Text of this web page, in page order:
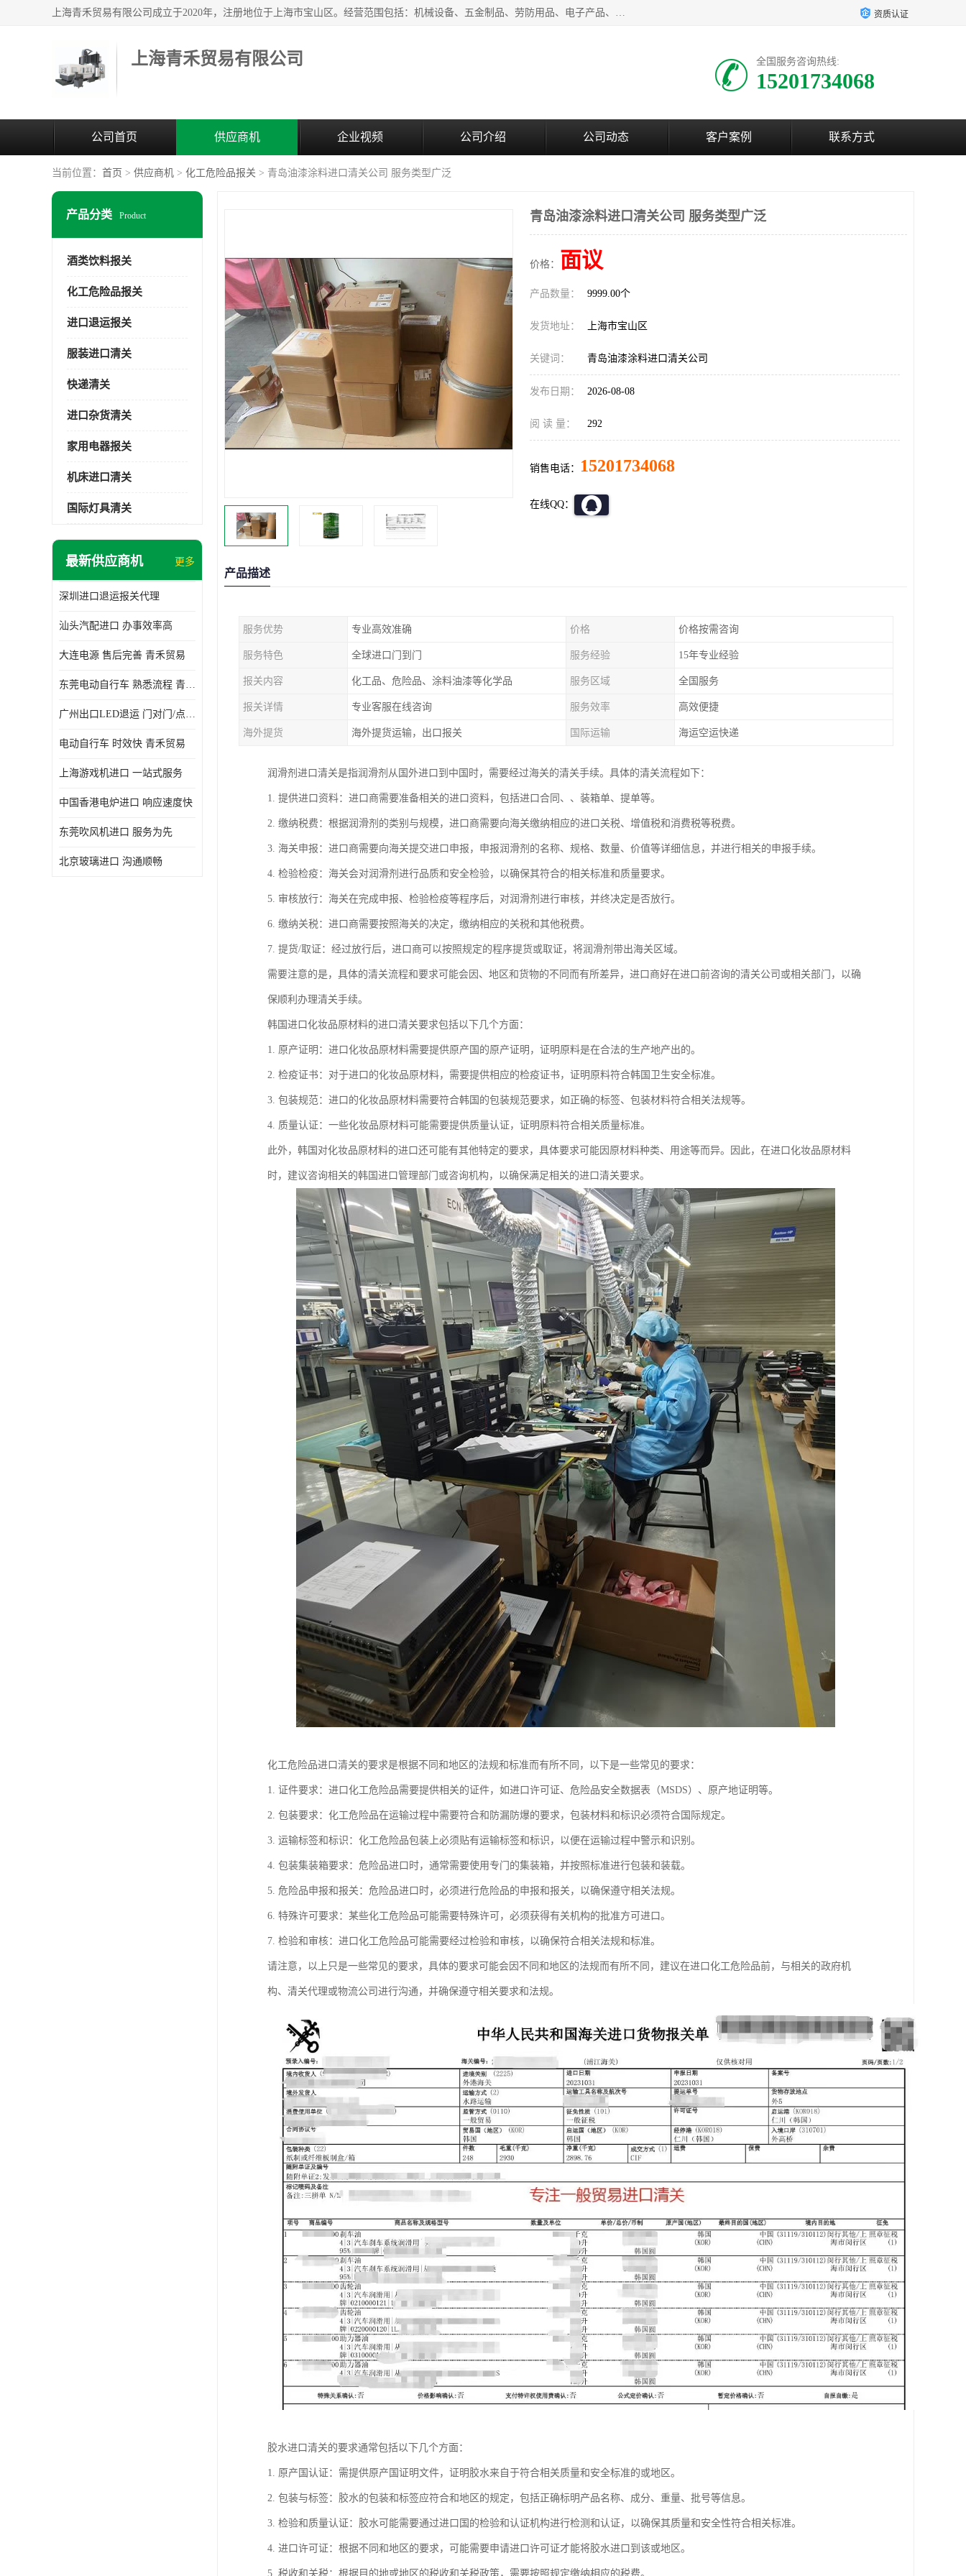
上海青禾贸易有限公司成立于2020年，注册地位于上海市宝山区。经营范围包括：机械设备、五金制品、劳防用品、电子产品、塑胶制品、家具、模具、纺织品、仪器仪表、建筑材料、装饰材料、化工产品、金属制品、机车配件等货物进出口报关、清关服务。 资质认证
上海青禾贸易有限公司 全国服务咨询热线:
15201734068
公司首页 供应商机 企业视频 公司介绍 公司动态 客户案例 联系方式
当前位置： 首页 > 供应商机 > 化工危险品报关 > 青岛油漆涂料进口清关公司 服务类型广泛
产品分类 Product
酒类饮料报关
化工危险品报关
进口退运报关
服装进口清关
快递清关
进口杂货清关
家用电器报关
机床进口清关
国际灯具清关
最新供应商机 更多
深圳进口退运报关代理
汕头汽配进口 办事效率高
大连电源 售后完善 青禾贸易
东莞电动自行车 熟悉流程 青禾贸易
广州出口LED退运 门对门/点对点
电动自行车 时效快 青禾贸易
上海游戏机进口 一站式服务
中国香港电炉进口 响应速度快
东莞吹风机进口 服务为先
北京玻璃进口 沟通顺畅
青岛油漆涂料进口清关公司 服务类型广泛
价格： 面议
产品数量： 9999.00个
发货地址： 上海市宝山区
关键词： 青岛油漆涂料进口清关公司
发布日期： 2026-08-08
阅 读 量： 292
销售电话： 15201734068
在线QQ：
产品描述
服务优势 专业高效准确 价格 价格按需咨询
服务特色 全球进口门到门 服务经验 15年专业经验
报关内容 化工品、危险品、涂料油漆等化学品 服务区域 全国服务
报关详情 专业客服在线咨询 服务效率 高效便捷
海外提货 海外提货运输，出口报关 国际运输 海运空运快递
润滑剂进口清关是指润滑剂从国外进口到中国时，需要经过海关的清关手续。具体的清关流程如下：
1. 提供进口资料：进口商需要准备相关的进口资料，包括进口合同、、装箱单、提单等。
2. 缴纳税费：根据润滑剂的类别与规模，进口商需要向海关缴纳相应的进口关税、增值税和消费税等税费。
3. 海关申报：进口商需要向海关提交进口申报，申报润滑剂的名称、规格、数量、价值等详细信息，并进行相关的申报手续。
4. 检验检疫：海关会对润滑剂进行品质和安全检验，以确保其符合的相关标准和质量要求。
5. 审核放行：海关在完成申报、检验检疫等程序后，对润滑剂进行审核，并终决定是否放行。
6. 缴纳关税：进口商需要按照海关的决定，缴纳相应的关税和其他税费。
7. 提货/取证：经过放行后，进口商可以按照规定的程序提货或取证，将润滑剂带出海关区域。
需要注意的是，具体的清关流程和要求可能会因、地区和货物的不同而有所差异，进口商好在进口前咨询的清关公司或相关部门，以确
保顺利办理清关手续。
韩国进口化妆品原材料的进口清关要求包括以下几个方面：
1. 原产证明：进口化妆品原材料需要提供原产国的原产证明，证明原料是在合法的生产地产出的。
2. 检疫证书：对于进口的化妆品原材料，需要提供相应的检疫证书，证明原料符合韩国卫生安全标准。
3. 包装规范：进口的化妆品原材料需要符合韩国的包装规范要求，如正确的标签、包装材料符合相关法规等。
4. 质量认证：一些化妆品原材料可能需要提供质量认证，证明原料符合相关质量标准。
此外，韩国对化妆品原材料的进口还可能有其他特定的要求，具体要求可能因原材料种类、用途等而异。因此，在进口化妆品原材料
时，建议咨询相关的韩国进口管理部门或咨询机构，以确保满足相关的进口清关要求。
化工危险品进口清关的要求是根据不同和地区的法规和标准而有所不同，以下是一些常见的要求：
1. 证件要求：进口化工危险品需要提供相关的证件，如进口许可证、危险品安全数据表（MSDS）、原产地证明等。
2. 包装要求：化工危险品在运输过程中需要符合和防漏防爆的要求，包装材料和标识必须符合国际规定。
3. 运输标签和标识：化工危险品包装上必须贴有运输标签和标识，以便在运输过程中警示和识别。
4. 包装集装箱要求：危险品进口时，通常需要使用专门的集装箱，并按照标准进行包装和装载。
5. 危险品申报和报关：危险品进口时，必须进行危险品的申报和报关，以确保遵守相关法规。
6. 特殊许可要求：某些化工危险品可能需要特殊许可，必须获得有关机构的批准方可进口。
7. 检验和审核：进口化工危险品可能需要经过检验和审核，以确保符合相关法规和标准。
请注意，以上只是一些常见的要求，具体的要求可能会因不同和地区的法规而有所不同，建议在进口化工危险品前，与相关的政府机
构、清关代理或物流公司进行沟通，并确保遵守相关要求和法规。
胶水进口清关的要求通常包括以下几个方面：
1. 原产国认证：需提供原产国证明文件，证明胶水来自于符合相关质量和安全标准的或地区。
2. 包装与标签：胶水的包装和标签应符合和地区的规定，包括正确标明产品名称、成分、重量、批号等信息。
3. 检验和质量认证：胶水可能需要通过进口国的检验和认证机构进行检测和认证，以确保其质量和安全性符合相关标准。
4. 进口许可证：根据不同和地区的要求，可能需要申请进口许可证才能将胶水进口到该或地区。
5. 税收和关税：根据目的地或地区的税收和关税政策，需要按照规定缴纳相应的税费。